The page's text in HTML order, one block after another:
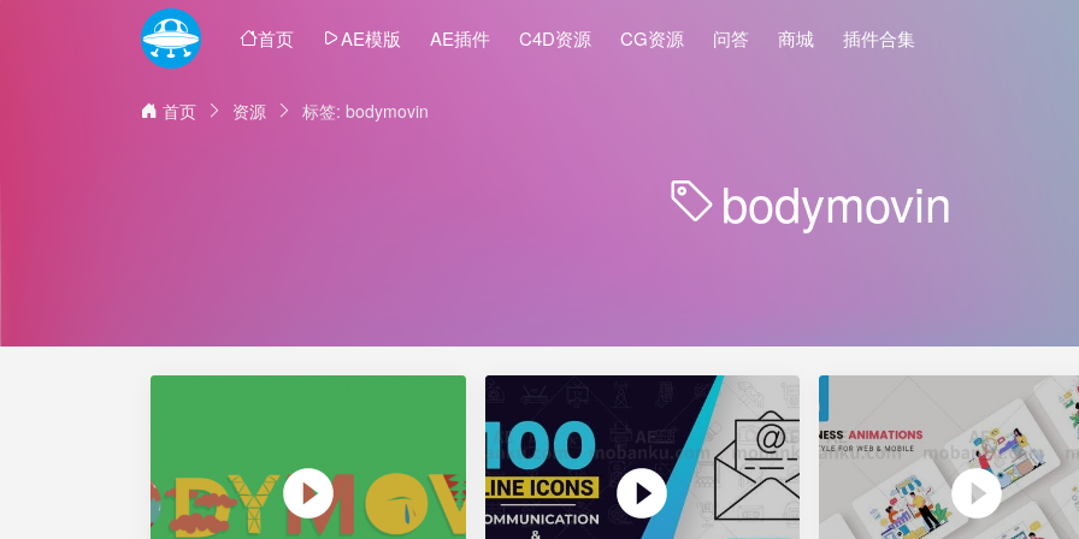
首页 AE模版 AE插件 C4D资源 CG资源 问答 商城 插件合集
首页 资源 标签: bodymovin
bodymovin